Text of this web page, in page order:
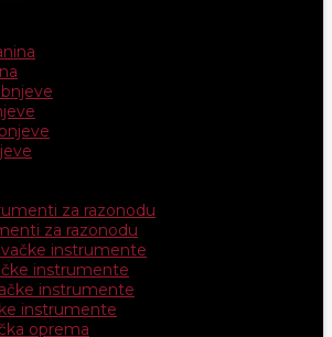
za razonodu
instrumente
instrumente